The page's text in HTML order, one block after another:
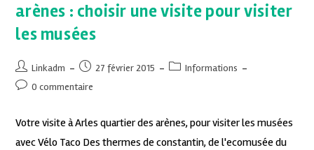
arènes : choisir une visite pour visiter
les musées
Linkadm 27 février 2015
Informations
0 commentaire
Votre visite à Arles quartier des arènes, pour visiter les musées
avec Vélo Taco Des thermes de constantin, de l'ecomusée du